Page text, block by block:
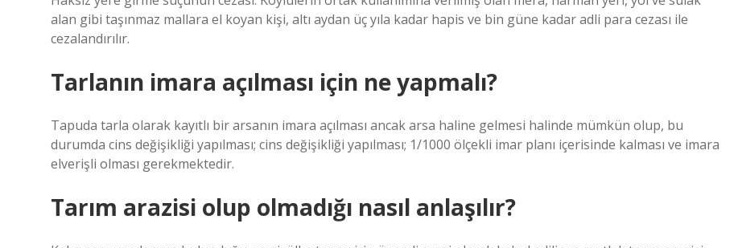
alan gibi taşınmaz mallara el koyan kişi, altı aydan üç yıla kadar hapis ve bin güne kadar adli para cezası ile
cezalandırılır.
Tarlanın imara açılması için ne yapmalı?
Tapuda tarla olarak kayıtlı bir arsanın imara açılması ancak arsa haline gelmesi halinde mümkün olup, bu
durumda cins değişikliği yapılması; cins değişikliği yapılması; 1/1000 ölçekli imar planı içerisinde kalması ve imara
elverişli olması gerekmektedir.
Tarım arazisi olup olmadığı nasıl anlaşılır?